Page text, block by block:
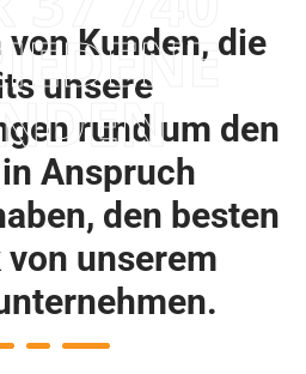
Kunden, die
unsere
rund um den
Anspruch
den besten
unserem